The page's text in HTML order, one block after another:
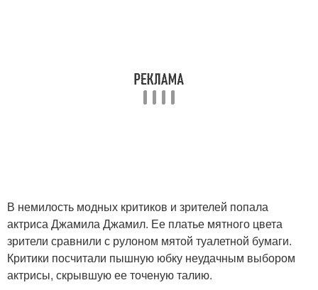
В немилость модных критиков и зрителей попала
актриса Джамила Джамил. Ее платье мятного цвета
зрители сравнили с рулоном мятой туалетной бумаги.
Критики посчитали пышную юбку неудачным выбором
актрисы, скрывшую ее точеную талию.